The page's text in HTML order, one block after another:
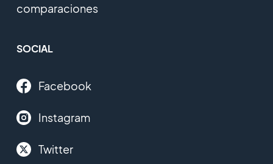
comparaciones
SOCIAL
Facebook
Instagram
Twitter